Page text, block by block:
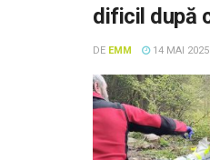
dificil după
DE EMM 14 MAI 2025